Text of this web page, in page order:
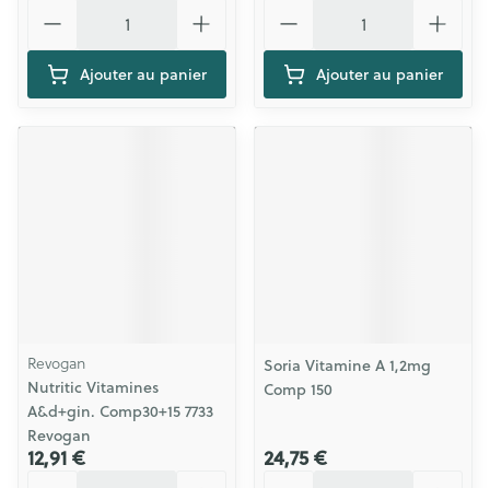
Ajouter au panier Ajouter au panier
Revogan
Nutritic Vitamines
A&d+gin. Comp30+15 7733
Revogan
12,91 €
Soria Vitamine A 1,2mg
Comp 150
24,75 €